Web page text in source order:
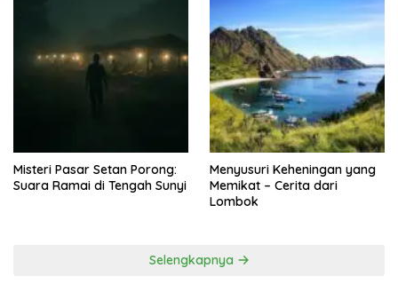
Misteri Pasar Setan Porong:
Suara Ramai di Tengah Sunyi
Menyusuri Keheningan yang
Memikat – Cerita dari
Lombok
Selengkapnya